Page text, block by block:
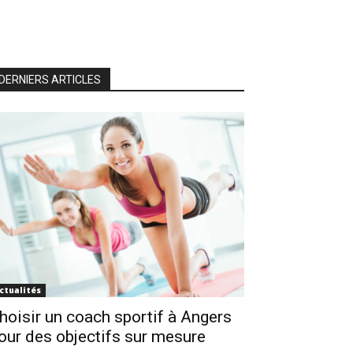
DERNIERS ARTICLES
un coach sportif à Angers
des objectifs sur mesure